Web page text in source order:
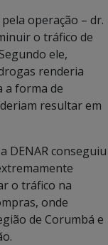
operação – dr.
o tráfico de
ele,
renderia
a forma de
resultar em
DENAR conseguiu
o tráfico na
onde
de Corumbá e